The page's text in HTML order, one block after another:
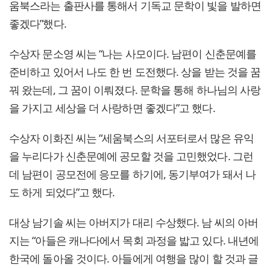
움북스라는 출판사를 통해서 기독교 문학이 빛을 발하면
좋겠다”했다.
수상자 문소영 씨는 “나는 사모이다. 남편이 신춘문예를
준비하고 있어서 나도 한 번 도전했다. 상을 받는 것을 꿈
꿔 왔는데, 그 꿈이 이뤄졌다. 문학을 통해 하나님의 사랑
을 가지고 세상을 더 사랑하면 좋겠다”고 했다.
수상자 이화진 씨는 “세움북스의 서포터로서 많은 유익
을 누리다가 신춘문예에 공모할 것을 고민했었다. 그런
데 남편이 공모전에 응모를 하기에, 동기부여가 돼서 나
도 하게 되었다”고 했다.
대상 남기솔 씨는 아버지가 대리 수상했다. 남 씨의 아버
지는 “아들은 캐나다에서 목회 과정을 밟고 있다. 내년에
한국에 돌아올 것이다. 아들에게 여행을 많이 할 것과 글